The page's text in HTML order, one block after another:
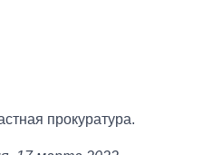
прокуратура.